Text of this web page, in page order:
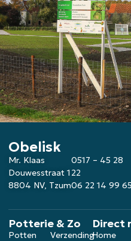
Obelisk
Mr. Klaas
Douwesstraat 1
8804 NV, Tzum
0517 – 45 28
22
06 22 14 99 65
Potterie & Zo
Potten
Verzending
Direct
Home